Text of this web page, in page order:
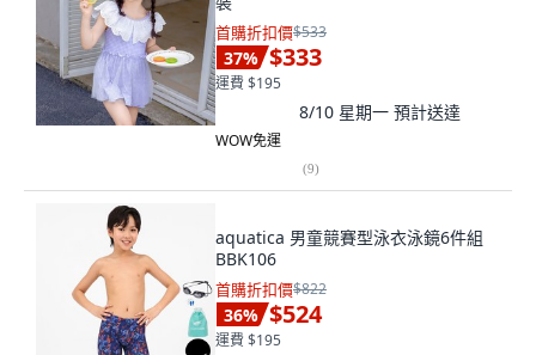
首購折扣價$533
37% $333
運費 $195
8/10 星期一 預計送達
WOW免運
(9)
aquatica 男童競賽型泳衣泳鏡6件組
BBK106
首購折扣價$822
36% $524
運費 $195